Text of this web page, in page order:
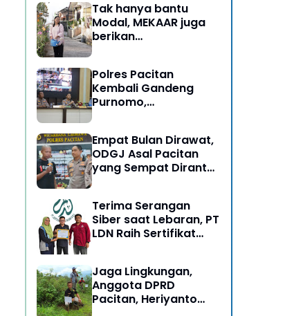
Tak hanya bantu
Modal, MEKAAR juga
berikan
Dapur Tetap Ngebul
Polres Pacitan
Kembali Gandeng
Purnomo,
Rehabilitasi
Empat Bulan Dirawat,
ODGJ Asal Pacitan
yang Sempat Dirantai
Terima Serangan
Siber saat Lebaran, PT
LDN Raih Sertifikat
Karesidenan Madiun
Raya
Jaga Lingkungan,
Anggota DPRD
Pacitan, Heriyanto